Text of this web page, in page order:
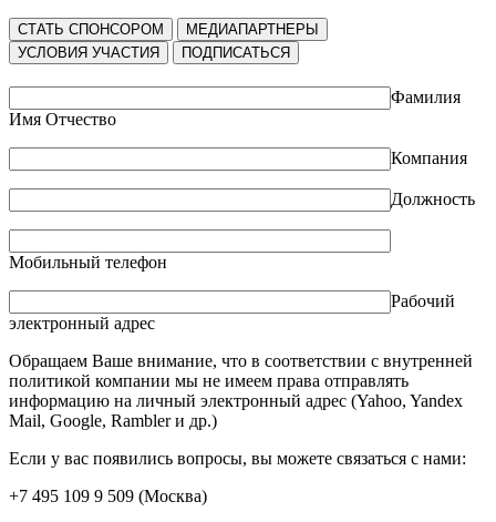
СТАТЬ СПОНСОРОМ
МЕДИАПАРТНЕРЫ
УСЛОВИЯ УЧАСТИЯ
ПОДПИСАТЬСЯ
Фамилия
Имя Отчество
Компания
Должность
Мобильный телефон
Рабочий
электронный адрес
Обращаем Ваше внимание, что в соответствии с внутренней
политикой компании мы не имеем права отправлять
информацию на личный электронный адрес (Yahoo, Yandex
Mail, Google, Rambler и др.)
Если у вас появились вопросы, вы можете связаться с нами:
+7 495 109 9 509 (Москва)